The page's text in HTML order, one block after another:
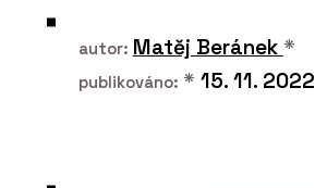
autor: Matěj Beránek *
publikováno: * 15. 11. 2022